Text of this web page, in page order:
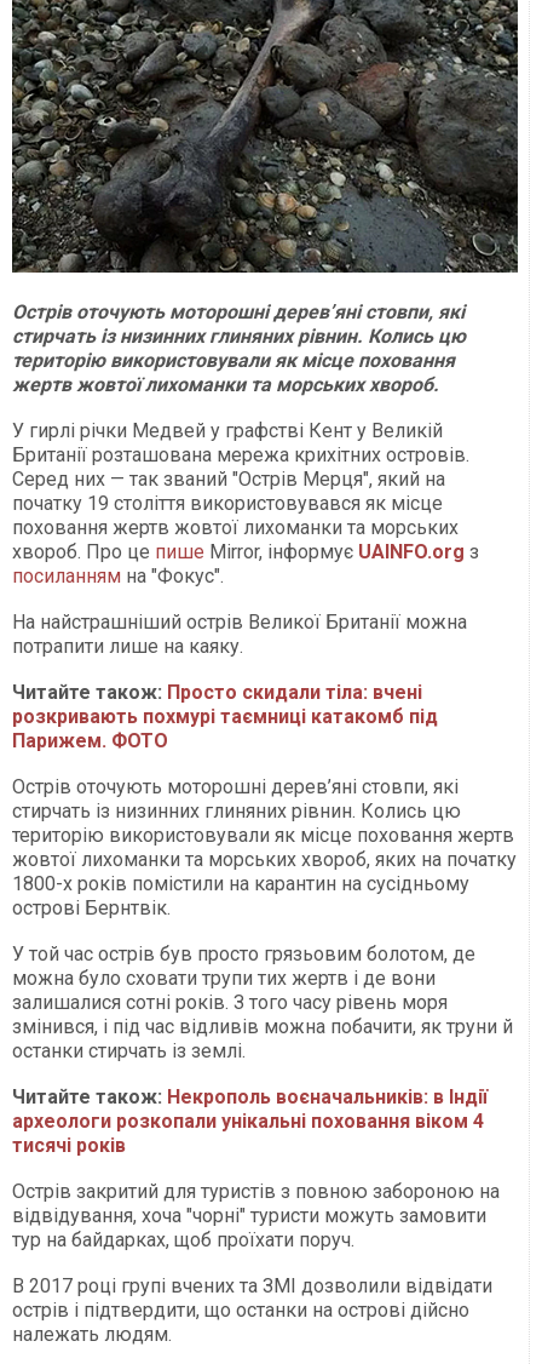
Острів оточують моторошні дерев’яні стовпи, які
стирчать із низинних глиняних рівнин. Колись цю
територію використовували як місце поховання
жертв жовтої лихоманки та морських хвороб.
У гирлі річки Медвей у графстві Кент у Великій
Британії розташована мережа крихітних островів.
Серед них — так званий "Острів Мерця", який на
початку 19 століття використовувався як місце
поховання жертв жовтої лихоманки та морських
хвороб. Про це пише Mirror, інформує UAINFO.org з
посиланням на "Фокус".
На найстрашніший острів Великої Британії можна
потрапити лише на каяку.
Читайте також: Просто скидали тіла: вчені
розкривають похмурі таємниці катакомб під
Парижем. ФОТО
Острів оточують моторошні дерев’яні стовпи, які
стирчать із низинних глиняних рівнин. Колись цю
територію використовували як місце поховання жертв
жовтої лихоманки та морських хвороб, яких на початку
1800-х років помістили на карантин на сусідньому
острові Бернтвік.
У той час острів був просто грязьовим болотом, де
можна було сховати трупи тих жертв і де вони
залишалися сотні років. З того часу рівень моря
змінився, і під час відливів можна побачити, як труни й
останки стирчать із землі.
Читайте також: Некрополь воєначальників: в Індії
археологи розкопали унікальні поховання віком 4
тисячі років
Острів закритий для туристів з повною забороною на
відвідування, хоча "чорні" туристи можуть замовити
тур на байдарках, щоб проїхати поруч.
В 2017 році групі вчених та ЗМІ дозволили відвідати
острів і підтвердити, що останки на острові дійсно
належать людям.